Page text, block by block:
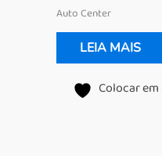
Auto Center
LEIA MAIS
Colocar